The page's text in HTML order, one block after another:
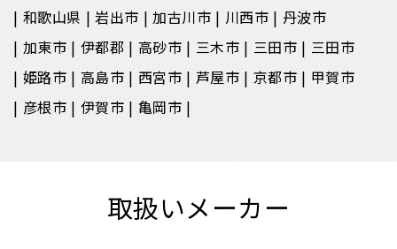
和歌山県
岩出市 加古川市 川西市
丹波市
加東市
伊都郡 高砂市 三木市 三田市
三田市
姫路市
高島市 西宮市 芦屋市 京都市
甲賀市
彦根市
伊賀市 亀岡市
取扱いメーカー